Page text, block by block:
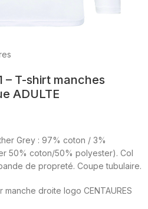
– T-shirt manches
ADULTE
Grey : 97% coton / 3%
50% coton/50% polyester). Col
de propreté. Coupe tubulaire.
droite logo CENTAURES